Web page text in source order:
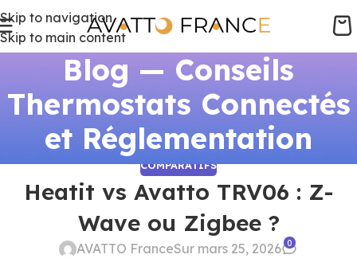
Skip to navigation
Skip to main content
Blog — Conseils
Thermostats Connectés
et Réglementation
COMPARATIFS
Heatit vs Avatto TRV06 : Z-
Wave ou Zigbee ?
AVATTO FranceSur mars 25, 2026 0